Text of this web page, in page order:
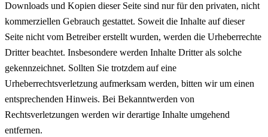
Downloads und Kopien dieser Seite sind nur für den privaten, nicht
kommerziellen Gebrauch gestattet. Soweit die Inhalte auf dieser
Seite nicht vom Betreiber erstellt wurden, werden die Urheberrechte
Dritter beachtet. Insbesondere werden Inhalte Dritter als solche
gekennzeichnet. Sollten Sie trotzdem auf eine
Urheberrechtsverletzung aufmerksam werden, bitten wir um einen
entsprechenden Hinweis. Bei Bekanntwerden von
Rechtsverletzungen werden wir derartige Inhalte umgehend
entfernen.